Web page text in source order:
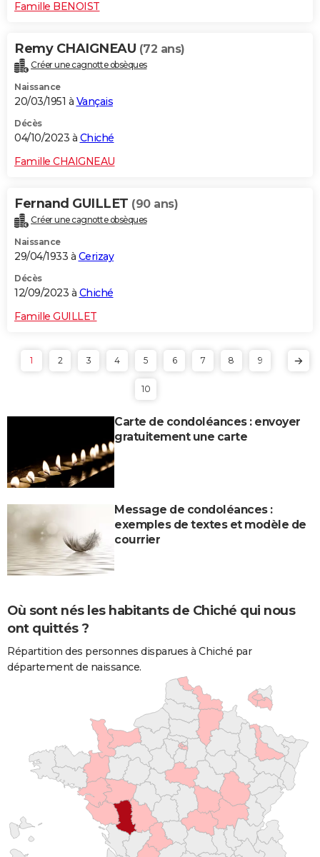
Famille BENOIST
Remy CHAIGNEAU (72 ans)
Créer une cagnotte obsèques
Naissance
20/03/1951 à Vançais
Décès
04/10/2023 à Chiché
Famille CHAIGNEAU
Fernand GUILLET (90 ans)
Créer une cagnotte obsèques
Naissance
29/04/1933 à Cerizay
Décès
12/09/2023 à Chiché
Famille GUILLET
1 2 3 4 5 6 7 8 9
10
Carte de condoléances : envoyer
gratuitement une carte
Message de condoléances :
exemples de textes et modèle de
courrier
Où sont nés les habitants de Chiché qui nous
ont quittés ?
Répartition des personnes disparues à Chiché par
département de naissance.